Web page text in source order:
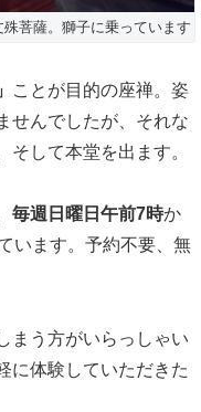
菩薩。獅子に乗っています
ことが目的の座禅。姿
せんでしたが、それな
そして本堂を出ます。
毎週日曜日午前7時か
います。予約不要、無
まう方がいらっしゃい
に体験していただきた